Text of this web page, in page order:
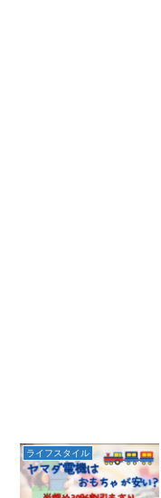
ライフスタイル